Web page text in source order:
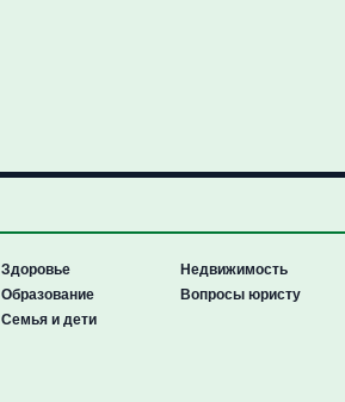
Здоровье
Образование
Семья и дети
Недвижимость
Вопросы юристу